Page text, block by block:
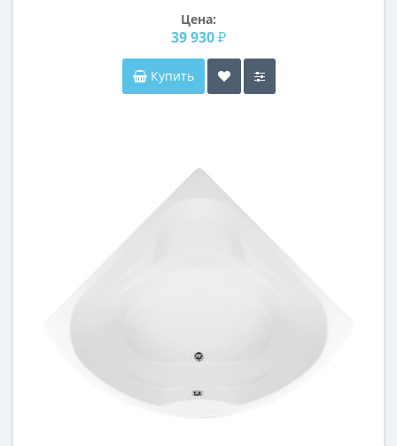
Цена:
39 930 ₽
Купить